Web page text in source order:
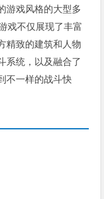
游戏风格的大型多
戏不仅展现了丰富
精致的建筑和人物
系统，以及融合了
不一样的战斗快